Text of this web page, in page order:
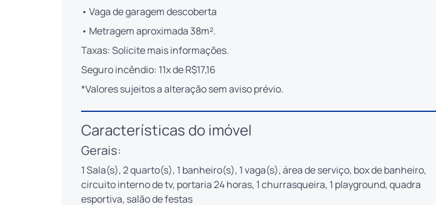
• Vaga de garagem descoberta
• Metragem aproximada 38m².
Taxas: Solicite mais informações.
Seguro incêndio: 11x de R$17,16
*Valores sujeitos a alteração sem aviso prévio.
Características do imóvel
Gerais:
1 Sala(s), 2 quarto(s), 1 banheiro(s), 1 vaga(s), área de serviço, box de banheiro,
circuito interno de tv, portaria 24 horas, 1 churrasqueira, 1 playground, quadra
esportiva, salão de festas